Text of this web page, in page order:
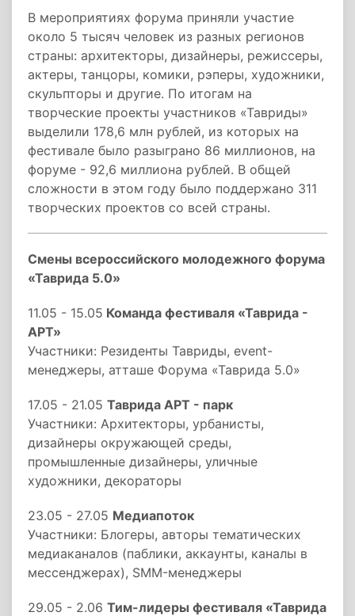
В мероприятиях форума приняли участие
около 5 тысяч человек из разных регионов
страны: архитекторы, дизайнеры, режиссеры,
актеры, танцоры, комики, рэперы, художники,
скульпторы и другие. По итогам на
творческие проекты участников «Тавриды»
выделили 178,6 млн рублей, из которых на
фестивале было разыграно 86 миллионов, на
форуме - 92,6 миллиона рублей. В общей
сложности в этом году было поддержано 311
творческих проектов со всей страны.
Смены всероссийского молодежного форума
«Таврида 5.0»
11.05 - 15.05 Команда фестиваля «Таврида -
АРТ»
Участники: Резиденты Тавриды, event-
менеджеры, атташе Форума «Таврида 5.0»
17.05 - 21.05 Таврида АРТ - парк
Участники: Архитекторы, урбанисты,
дизайнеры окружающей среды,
промышленные дизайнеры, уличные
художники, декораторы
23.05 - 27.05 Медиапоток
Участники: Блогеры, авторы тематических
медиаканалов (паблики, аккаунты, каналы в
мессенджерах), SMM-менеджеры
29.05 - 2.06 Тим-лидеры фестиваля «Таврида